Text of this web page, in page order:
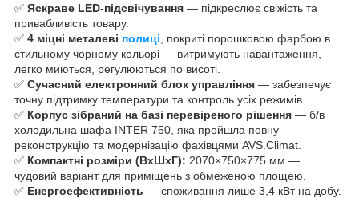
✅ Яскраве LED-підсвічування — підкреслює свіжість та
привабливість товару.
✅ 4 міцні металеві полиці , покриті порошковою фарбою в
стильному чорному кольорі — витримують навантаження,
легко миються, регулюються по висоті.
✅ Сучасний електронний блок управління — забезпечує
точну підтримку температури та контроль усіх режимів.
✅ Корпус зібраний на базі перевіреного рішення — б/в
холодильна шафа INTER 750, яка пройшла повну
реконструкцію та модернізацію фахівцями AVS.Climat.
✅ Компактні розміри (ВхШхГ): 2070×750×775 мм —
чудовий варіант для приміщень з обмеженою площею.
✅ Енергоефективність — споживання лише 3,4 кВт на добу.